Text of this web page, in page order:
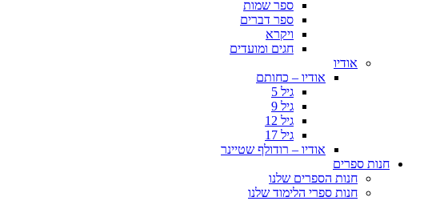
ספר שמות
ספר דברים
ויקרא
חגים ומועדים
אודיו
אודיו – כחותם
גיל 5
גיל 9
גיל 12
גיל 17
אודיו – רודולף שטיינר
חנות ספרים
חנות הספרים שלנו
חנות ספרי הלימוד שלנו